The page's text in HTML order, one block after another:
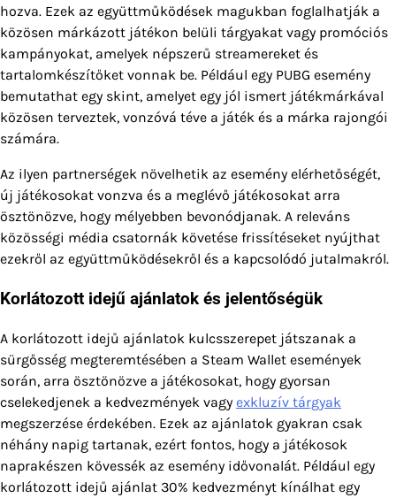
hozva. Ezek az együttműködések magukban foglalhatják a
közösen márkázott játékon belüli tárgyakat vagy promóciós
kampányokat, amelyek népszerű streamereket és
tartalomkészítőket vonnak be. Például egy PUBG esemény
bemutathat egy skint, amelyet egy jól ismert játékmárkával
közösen terveztek, vonzóvá téve a játék és a márka rajongói
számára.
Az ilyen partnerségek növelhetik az esemény elérhetőségét,
új játékosokat vonzva és a meglévő játékosokat arra
ösztönözve, hogy mélyebben bevonódjanak. A releváns
közösségi média csatornák követése frissítéseket nyújthat
ezekről az együttműködésekről és a kapcsolódó jutalmakról.
Korlátozott idejű ajánlatok és jelentőségük
A korlátozott idejű ajánlatok kulcsszerepet játszanak a
sürgősség megteremtésében a Steam Wallet események
során, arra ösztönözve a játékosokat, hogy gyorsan
cselekedjenek a kedvezmények vagy exkluzív tárgyak
megszerzése érdekében. Ezek az ajánlatok gyakran csak
néhány napig tartanak, ezért fontos, hogy a játékosok
naprakészen kövessék az esemény idővonalát. Például egy
korlátozott idejű ajánlat 30% kedvezményt kínálhat egy